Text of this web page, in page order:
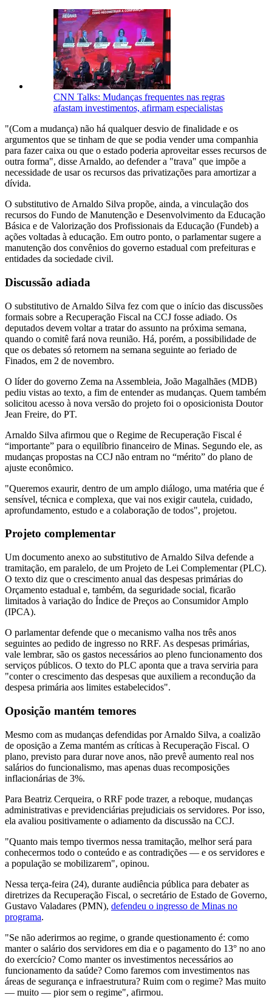
CNN Talks: Mudanças frequentes nas regras
afastam investimentos, afirmam especialistas
"(Com a mudança) não há qualquer desvio de finalidade e os
argumentos que se tinham de que se podia vender uma companhia
para fazer caixa ou que o estado poderia aproveitar esses recursos de
outra forma", disse Arnaldo, ao defender a "trava" que impõe a
necessidade de usar os recursos das privatizações para amortizar a
dívida.
O substitutivo de Arnaldo Silva propõe, ainda, a vinculação dos
recursos do Fundo de Manutenção e Desenvolvimento da Educação
Básica e de Valorização dos Profissionais da Educação (Fundeb) a
ações voltadas à educação. Em outro ponto, o parlamentar sugere a
manutenção dos convênios do governo estadual com prefeituras e
entidades da sociedade civil.
Discussão adiada
O substitutivo de Arnaldo Silva fez com que o início das discussões
formais sobre a Recuperação Fiscal na CCJ fosse adiado. Os
deputados devem voltar a tratar do assunto na próxima semana,
quando o comitê fará nova reunião. Há, porém, a possibilidade de
que os debates só retornem na semana seguinte ao feriado de
Finados, em 2 de novembro.
O líder do governo Zema na Assembleia, João Magalhães (MDB)
pediu vistas ao texto, a fim de entender as mudanças. Quem também
solicitou acesso à nova versão do projeto foi o oposicionista Doutor
Jean Freire, do PT.
Arnaldo Silva afirmou que o Regime de Recuperação Fiscal é
“importante” para o equilíbrio financeiro de Minas. Segundo ele, as
mudanças propostas na CCJ não entram no “mérito” do plano de
ajuste econômico.
"Queremos exaurir, dentro de um amplo diálogo, uma matéria que é
sensível, técnica e complexa, que vai nos exigir cautela, cuidado,
aprofundamento, estudo e a colaboração de todos", projetou.
Projeto complementar
Um documento anexo ao substitutivo de Arnaldo Silva defende a
tramitação, em paralelo, de um Projeto de Lei Complementar (PLC).
O texto diz que o crescimento anual das despesas primárias do
Orçamento estadual e, também, da seguridade social, ficarão
limitados à variação do Índice de Preços ao Consumidor Amplo
(IPCA).
O parlamentar defende que o mecanismo valha nos três anos
seguintes ao pedido de ingresso no RRF. As despesas primárias,
vale lembrar, são os gastos necessários ao pleno funcionamento dos
serviços públicos. O texto do PLC aponta que a trava serviria para
"conter o crescimento das despesas que auxiliem a recondução da
despesa primária aos limites estabelecidos".
Oposição mantém temores
Mesmo com as mudanças defendidas por Arnaldo Silva, a coalizão
de oposição a Zema mantém as críticas à Recuperação Fiscal. O
plano, previsto para durar nove anos, não prevê aumento real nos
salários do funcionalismo, mas apenas duas recomposições
inflacionárias de 3%.
Para Beatriz Cerqueira, o RRF pode trazer, a reboque, mudanças
administrativas e previdenciárias prejudiciais os servidores. Por isso,
ela avaliou positivamente o adiamento da discussão na CCJ.
"Quanto mais tempo tivermos nessa tramitação, melhor será para
conhecermos todo o conteúdo e as contradições — e os servidores e
a população se mobilizarem", opinou.
Nessa terça-feira (24), durante audiência pública para debater as
diretrizes da Recuperação Fiscal, o secretário de Estado de Governo,
Gustavo Valadares (PMN), defendeu o ingresso de Minas no
programa.
"Se não aderirmos ao regime, o grande questionamento é: como
manter o salário dos servidores em dia e o pagamento do 13° no ano
do exercício? Como manter os investimentos necessários ao
funcionamento da saúde? Como faremos com investimentos nas
áreas de segurança e infraestrutura? Ruim com o regime? Mas muito
— muito — pior sem o regime", afirmou.